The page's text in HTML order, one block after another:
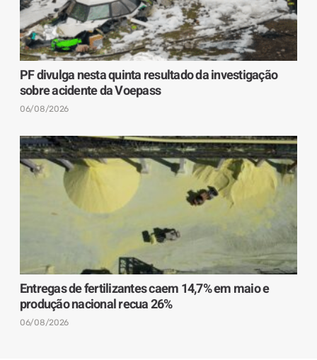
PF divulga nesta quinta resultado da investigação
sobre acidente da Voepass
06/08/2026
Entregas de fertilizantes caem 14,7% em maio e
produção nacional recua 26%
06/08/2026